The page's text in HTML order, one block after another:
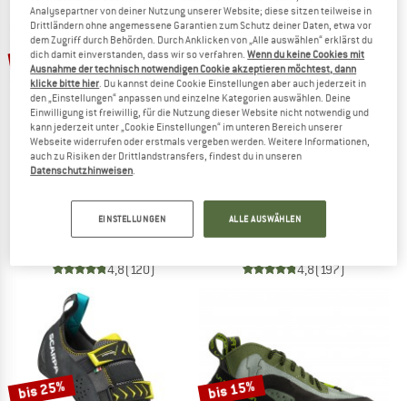
ZUM SOMMER SALE
bis 15%
Women's Mythos
4,8(120)
bis 15%
Mythos
4,8(197)
bis 25% bis 15%
Analysepartner von deiner Nutzung unserer Website; diese sitzen teilweise in
Drittländern ohne angemessene Garantien zum Schutz deiner Daten, etwa vor
dem Zugriff durch Behörden. Durch Anklicken von „Alle auswählen“ erklärst du
dich damit einverstanden, dass wir so verfahren.Wenn du keine Cookies mit
Ausnahme der technisch notwendigen Cookie akzeptieren möchtest, dann
klicke bitte hier . Du kannst deine Cookie Einstellungen aber auch jederzeit in
den „Einstellungen“ anpassen und einzelne Kategorien auswählen. Deine
Einwilligung ist freiwillig, für die Nutzung dieser Website nicht notwendig und
kann jederzeit unter „Cookie Einstellungen“ im unteren Bereich unserer
Webseite widerrufen oder erstmals vergeben werden. Weitere Informationen,
auch zu Risiken der Drittlandstransfers, findest du in unseren
Datenschutzhinweisen
EINSTELLUNGEN ALLE AUSWÄHLEN